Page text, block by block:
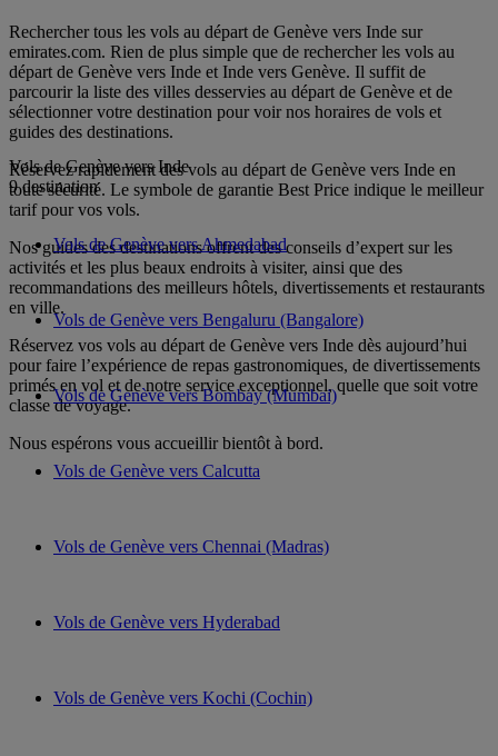
Rechercher tous les vols au départ de Genève vers Inde sur
emirates.com. Rien de plus simple que de rechercher les vols au
départ de Genève vers Inde et Inde vers Genève. Il suffit de
parcourir la liste des villes desservies au départ de Genève et de
sélectionner votre destination pour voir nos horaires de vols et
guides des destinations.
Réservez rapidement des vols au départ de Genève vers Inde en
toute sécurité. Le symbole de garantie Best Price indique le meilleur
tarif pour vos vols.
Nos guides des destinations offrent des conseils d’expert sur les
activités et les plus beaux endroits à visiter, ainsi que des
recommandations des meilleurs hôtels, divertissements et restaurants
en ville.
Réservez vos vols au départ de Genève vers Inde dès aujourd’hui
pour faire l’expérience de repas gastronomiques, de divertissements
primés en vol et de notre service exceptionnel, quelle que soit votre
classe de voyage.
Nous espérons vous accueillir bientôt à bord.
Vols de Genève vers Inde
9 destination
Vols de Genève vers Ahmedabad
Vols de Genève vers Bengaluru (Bangalore)
Vols de Genève vers Bombay (Mumbai)
Vols de Genève vers Calcutta
Vols de Genève vers Chennai (Madras)
Vols de Genève vers Hyderabad
Vols de Genève vers Kochi (Cochin)